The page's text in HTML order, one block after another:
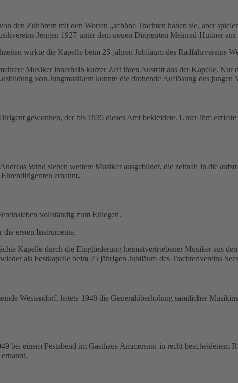
den Zuhörern mit den Worten „schöne Trachten haben sie, aber
Jengen 1927 unter dem neuen Dirigenten Meinrad Huttner
wirkte die Kapelle beim 25-jähren Jubiläum des Radfahrvereins
Musiker innerhalb kurzer Zeit ihren Austritt aus der Kapelle.
von Jungmusikern konnte die drohende Auflösung des jungen
gewonnen, der bis 1935 dieses Amt bekleidete. Unter ihm
Wind sieben weitere Musiker ausgebildet, die zeitnah in die
ernannt.
vollständig zum Erliegen.
die ersten Instrumente.
Kapelle durch die Eingliederung heimatvertriebener Musiker aus
als Festkapelle beim 25 jährigen Jubiläum des Trachtenvereins
Westendorf, leitete 1948 die Generalüberholung sämtlicher
bei einem Festabend im Gasthaus Ammersinn in recht